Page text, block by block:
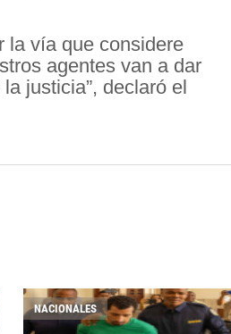
la vía que considere
agentes van a dar
justicia”, declaró el
NACIONALES